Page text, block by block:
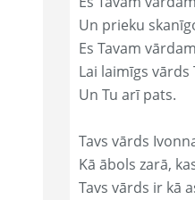
Un prieku
Es Tavam
Lai laimīgs vārds
Un Tu arī pats.
Tavs vārds
Kā ābols zarā,
Tavs vārds ir kā